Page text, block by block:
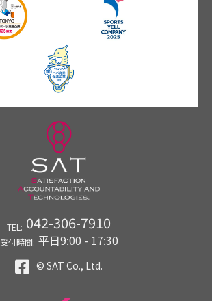
TEL: 042-306-7910
受付時間: 平日9:00 - 17:30
© SAT Co., Ltd.